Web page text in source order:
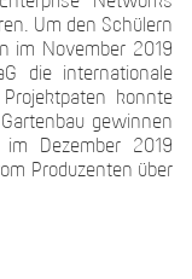
Um den Schülern
im November 2019
die internationale
konnte
gewinnen
Dezember 2019
Produzenten über